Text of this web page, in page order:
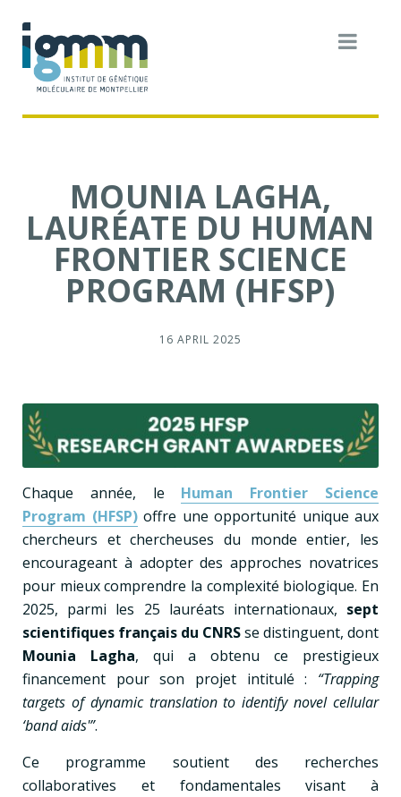
MOUNIA LAGHA,
LAURÉATE DU HUMAN
FRONTIER SCIENCE
PROGRAM (HFSP)
16 APRIL 2025
Chaque année, le Human Frontier Science
Program (HFSP)offre une opportunité unique aux
chercheurs et chercheuses du monde entier, les
encourageant à adopter des approches novatrices
pour mieux comprendre la complexité biologique. En
2025, parmi les 25 lauréats internationaux, sept
scientifiques français du CNRSse distinguent, dont
Mounia Lagha, qui a obtenu ce prestigieux
financement pour son projet intitulé : “Trapping
targets of dynamic translation to identify novel cellular
‘band aids'”.
Ce programme soutient des recherches
collaboratives et fondamentales visant à